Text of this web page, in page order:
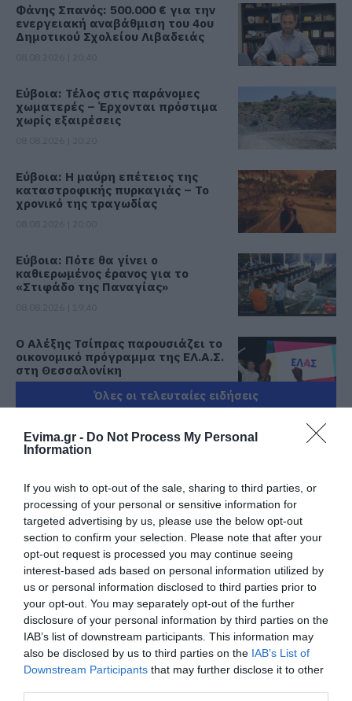
Evima.gr - Do Not Process My Personal
Information
If you wish to opt-out of the sale, sharing to third parties, or
processing of your personal or sensitive information for
targeted advertising by us, please use the below opt-out
section to confirm your selection. Please note that after your
opt-out request is processed you may continue seeing
interest-based ads based on personal information utilized by
us or personal information disclosed to third parties prior to
your opt-out. You may separately opt-out of the further
disclosure of your personal information by third parties on the
IAB’s list of downstream participants. This information may
also be disclosed by us to third parties on the IAB’s List of
Downstream Participants that may further disclose it to other
Φάνης Σπανός: 500.000 € για την
ενεργειακή αναβάθμιση του 4ου
Δημοτικού Σχολείου Λιβαδειάς
Εύβοια: Τέλος στις παράνομες
χωματερές – Έρχονται πρόστιμα
χωρίς εξαιρέσεις
Εύβοια: Η μαύρη επέτειος της
καταστροφικής πυρκαγιάς – Το
χρονικό της τραγωδίας
Εύβοια: Πότε θα γίνει ο
καθιερωμένος έρανος για το
«Στιφάδο της Παναγίας»
Ο Αλέξης Τσίπρας παρουσιάζει το
οικονομικό πρόγραμμα της ΕΛ.Α.Σ.
στη Θεσσαλονίκη
08.08.2026 | 19:20
Εύβοια πριν πέντε χρόνια
Σε δημοπρασία η μπάλα των
ιστορικών γκολ του Μαραντόνα
08.08.2026 | 18:40
Αγανάκτηση σε χωριό της
Εύβοιας: Μένουν κάθε μέρα χωρίς
νερό – Σοβαρή καταγγελία
08.08.2026 | 18:20
Αγροτικές ενισχύσεις: Ποιοι θα
λάβουν νωρίτερα τις
Όλες οι τελευταίες ειδήσεις
ΠΕΡΙΣΣΟΤΕΡΑ ΑΠΟ ΠΟΛΙΤΙΚΗ
Φάνης Σπανός:
500.000 € για την
ενεργειακή
αναβάθμιση του 4ου
Δημοτικού Σχολείου
Λιβαδειάς
Ο Αλέξης Τσίπρας
παρουσιάζει το
οικονομικό πρόγραμμα
της ΕΛ.Α.Σ. στη
Θεσσαλονίκη